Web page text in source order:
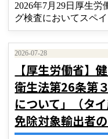
2026年7月29日厚生
グ検査においてスペ
2026-07-28
【厚生労働省】
衛生法第26条第
について」（タ
免除対象輸出者の